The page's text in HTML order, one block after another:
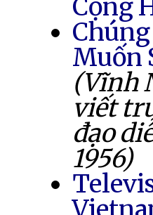
Cộng
Muốn
(Vĩnh
viết
đạo
1956)